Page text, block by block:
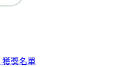
獲獎名單